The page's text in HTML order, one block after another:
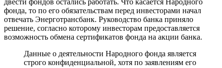
двести фондов остались работать. Что касается Народного
фонда, то по его обязательствам перед инвесторами начал
отвечать Энерготрансбанк. Руководство банка приняло
решение, согласно которому инвесторам предоставляется
возможность обмена сертификатов фонда на акции банка.
Данные о деятельности Народного фонда является
строго конфиденциальной, хотя по заявлениям его